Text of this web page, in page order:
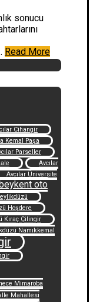
sonucu
Read More
Cihangir
Kemal Paşa
Parseller
Avcılar
Avcılar Üniversite
beykent oto
Hoşdere
Kıraç Çilingir
Namıkkemal
Mimaroba
Mahallesi